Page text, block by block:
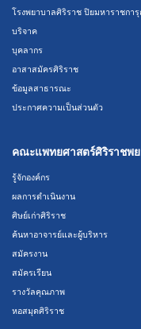
โรงพยาบาลศิริราช ปิยมหาราชกา
บริจาค
บุคลากร
อาสาสมัครศิริราช
ข้อมูลสาธารณะ
ประกาศความเป็นส่วนตัว
คณะแพทยศาสตร์ศิริราชพ
รู้จักองค์กร
ผลการดำเนินงาน
ศิษย์เก่าศิริราช
ค้นหาอาจารย์และผู้บริหาร
สมัครงาน
สมัครเรียน
รางวัลคุณภาพ
หอสมุดศิริราช